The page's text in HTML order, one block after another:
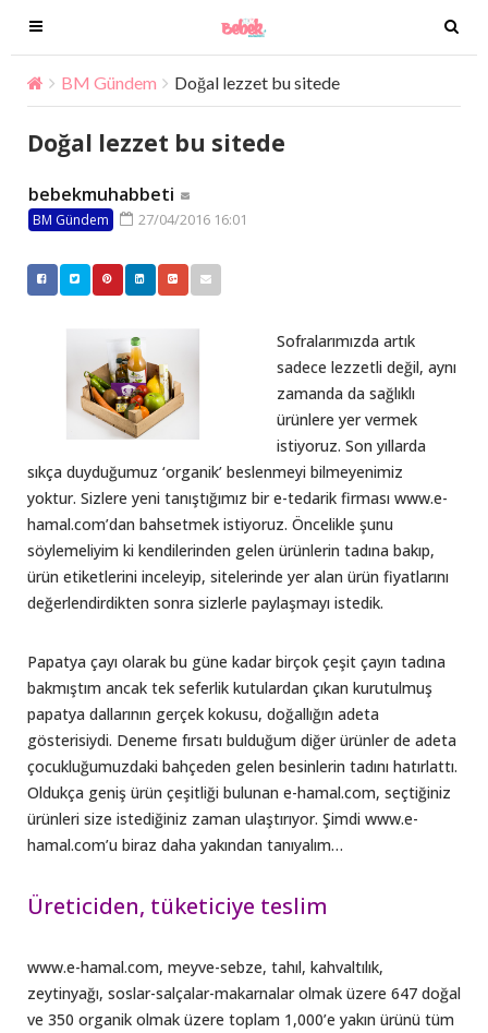
T
o
g
g
l
e
n
a
v
i
T
o
g
i
BM Gündem Doğal lezzet bu sitede
Doğal lezzet bu sitede
bebekmuhabbeti
BM Gündem 27/04/2016 16:01
Sofralarımızda artık
sadece lezzetli değil, aynı
zamanda da sağlıklı
ürünlere yer vermek
istiyoruz. Son yıllarda
sıkça duyduğumuz ‘organik’ beslenmeyi bilmeyenimiz
yoktur. Sizlere yeni tanıştığımız bir e-tedarik firması www.e-
hamal.com’dan bahsetmek istiyoruz. Öncelikle şunu
söylemeliyim ki kendilerinden gelen ürünlerin tadına bakıp,
ürün etiketlerini inceleyip, sitelerinde yer alan ürün fiyatlarını
değerlendirdikten sonra sizlerle paylaşmayı istedik.
Papatya çayı olarak bu güne kadar birçok çeşit çayın tadına
bakmıştım ancak tek seferlik kutulardan çıkan kurutulmuş
papatya dallarının gerçek kokusu, doğallığın adeta
gösterisiydi. Deneme fırsatı bulduğum diğer ürünler de adeta
çocukluğumuzdaki bahçeden gelen besinlerin tadını hatırlattı.
Oldukça geniş ürün çeşitliği bulunan e-hamal.com, seçtiğiniz
ürünleri size istediğiniz zaman ulaştırıyor. Şimdi www.e-
hamal.com’u biraz daha yakından tanıyalım…
Üreticiden, tüketiciye teslim
www.e-hamal.com, meyve-sebze, tahıl, kahvaltılık,
zeytinyağı, soslar-salçalar-makarnalar olmak üzere 647 doğal
ve 350 organik olmak üzere toplam 1,000’e yakın ürünü tüm